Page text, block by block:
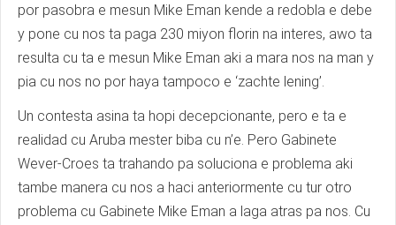
por pasobra e mesun Mike Eman kende a redobla e debe
y pone cu nos ta paga 230 miyon florin na interes, awo ta
resulta cu ta e mesun Mike Eman aki a mara nos na man y
pia cu nos no por haya tampoco e ‘zachte lening’.
Un contesta asina ta hopi decepcionante, pero e ta e
realidad cu Aruba mester biba cu n’e. Pero Gabinete
Wever-Croes ta trahando pa soluciona e problema aki
tambe manera cu nos a haci anteriormente cu tur otro
problema cu Gabinete Mike Eman a laga atras pa nos. Cu